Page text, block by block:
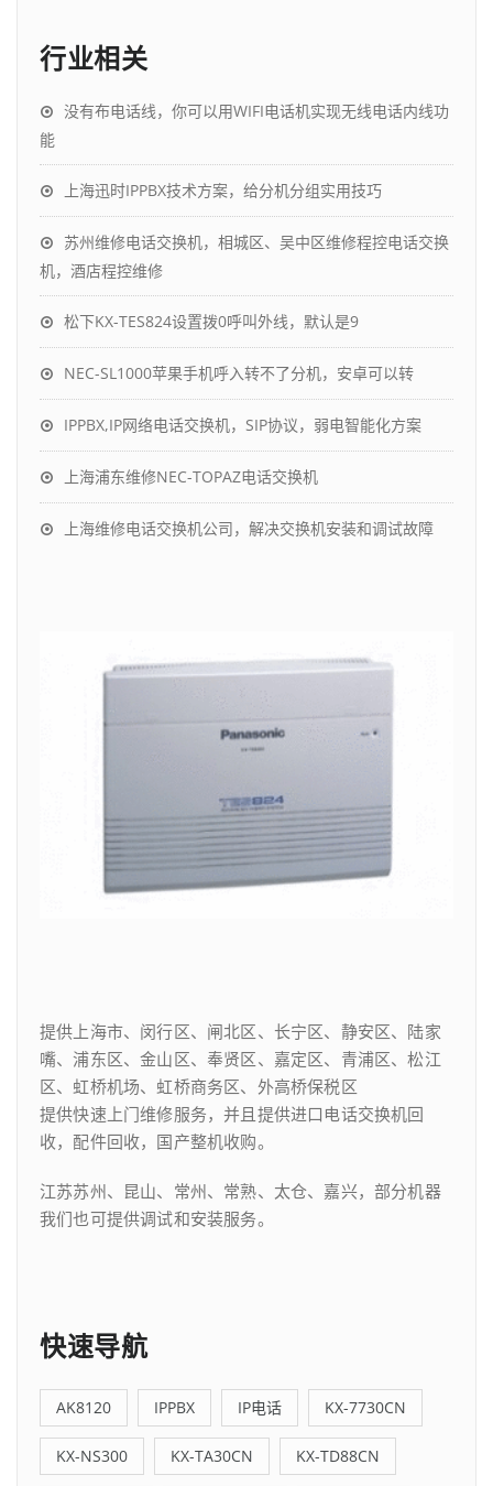
行业相关
没有布电话线，你可以用WIFI电话机实现无线电话内线功
能
上海迅时IPPBX技术方案，给分机分组实用技巧
苏州维修电话交换机，相城区、吴中区维修程控电话交换
机，酒店程控维修
松下KX-TES824设置拨0呼叫外线，默认是9
NEC-SL1000苹果手机呼入转不了分机，安卓可以转
IPPBX,IP网络电话交换机，SIP协议，弱电智能化方案
上海浦东维修NEC-TOPAZ电话交换机
上海维修电话交换机公司，解决交换机安装和调试故障
提供上海市、闵行区、闸北区、长宁区、静安区、陆家
嘴、浦东区、金山区、奉贤区、嘉定区、青浦区、松江
区、虹桥机场、虹桥商务区、外高桥保税区
提供快速上门维修服务，并且提供进口电话交换机回
收，配件回收，国产整机收购。
江苏苏州、昆山、常州、常熟、太仓、嘉兴，部分机器
我们也可提供调试和安装服务。
快速导航
AK8120 IPPBX IP电话 KX-7730CN
KX-NS300 KX-TA30CN KX-TD88CN